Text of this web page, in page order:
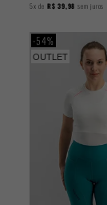
5x de R$ 39,98 sem juros
OUTLET
54%